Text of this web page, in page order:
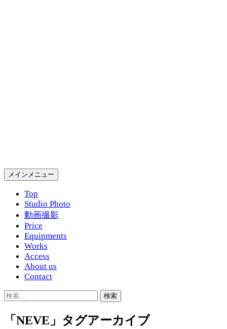
検
索
メインメニュー
Top
Studio Photo
動画撮影
Price
Equipments
Works
Access
About us
Contact
検
「NEVE」タグアーカイブ